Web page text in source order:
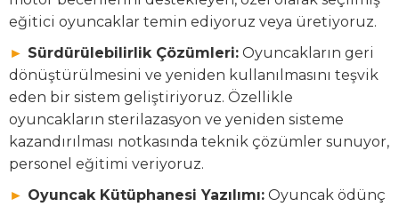
eğitici oyuncaklar temin ediyoruz veya üretiyoruz.
► Sürdürülebilirlik Çözümleri: Oyuncakların geri
dönüştürülmesini ve yeniden kullanılmasını teşvik
eden bir sistem geliştiriyoruz. Özellikle
oyuncakların sterilazasyon ve yeniden sisteme
kazandırılması notkasında teknik çözümler sunuyor,
personel eğitimi veriyoruz.
► Oyuncak Kütüphanesi Yazılımı: Oyuncak ödünç